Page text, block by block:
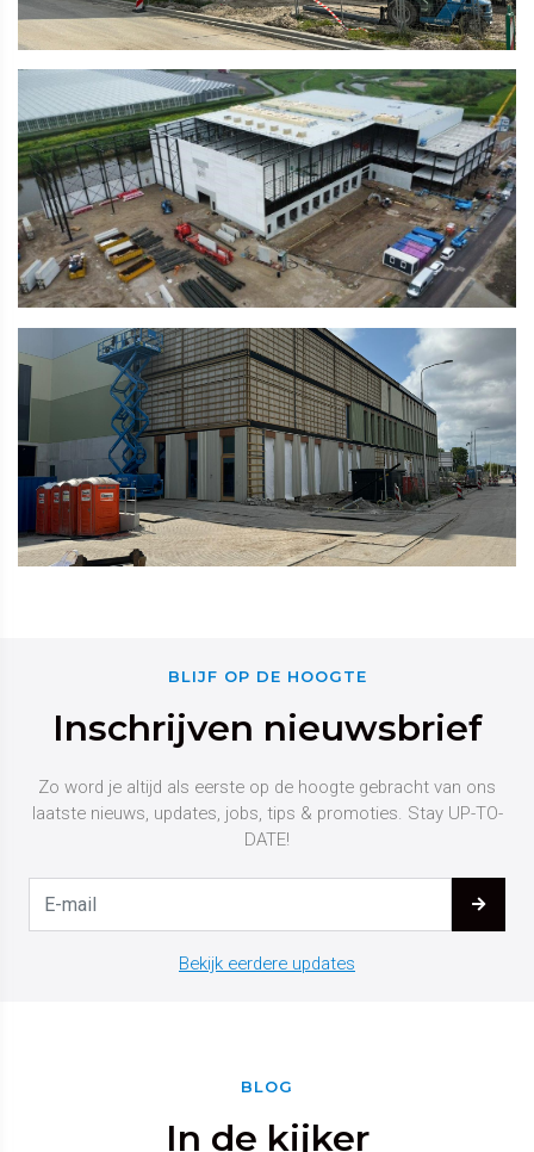
BLIJF OP DE HOOGTE
Inschrijven nieuwsbrief
Zo word je altijd als eerste op de hoogte gebracht van ons
laatste nieuws, updates, jobs, tips & promoties. Stay UP-TO-
DATE!
Bekijk eerdere updates
BLOG
In de kijker